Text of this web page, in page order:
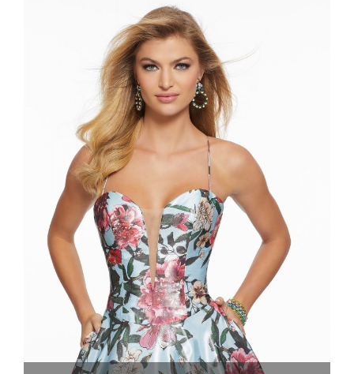
VENI INFANTINO
VICTORIA JANE
EDDY K